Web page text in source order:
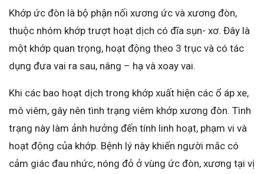
Khớp ức đòn là bộ phận nối xương ức và xương đòn,
thuộc nhóm khớp trượt hoạt dịch có đĩa sụn- xơ. Đây là
một khớp quan trọng, hoạt động theo 3 trục và có tác
dụng đưa vai ra sau, nâng – hạ và xoay vai.
Khi các bao hoạt dịch trong khớp xuất hiện các ổ áp xe,
mô viêm, gây nên tình trạng viêm khớp xương đòn. Tình
trạng này làm ảnh hưởng đến tính linh hoạt, phạm vi và
hoạt động của khớp. Bệnh lý này khiến người mắc có
cảm giác đau nhức, nóng đỏ ở vùng ức đòn, xương tại vị